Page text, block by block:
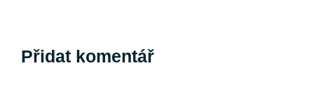
Přidat komentář